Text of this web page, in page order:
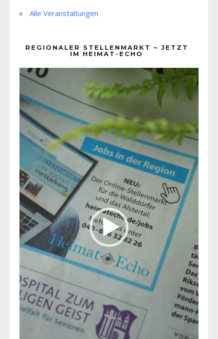
Alle Veranstaltungen
REGIONALER STELLENMARKT – JETZT
IM HEIMAT-ECHO
Player